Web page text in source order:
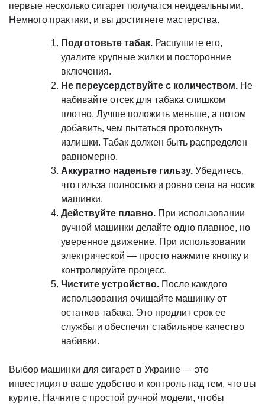
первые несколько сигарет получатся неидеальными.
Немного практики, и вы достигнете мастерства.
Подготовьте табак. Распушите его,
удалите крупные жилки и посторонние
включения.
Не переусердствуйте с количеством. Не
набивайте отсек для табака слишком
плотно. Лучше положить меньше, а потом
добавить, чем пытаться протолкнуть
излишки. Табак должен быть распределен
равномерно.
Аккуратно наденьте гильзу. Убедитесь,
что гильза полностью и ровно села на носик
машинки.
Действуйте плавно. При использовании
ручной машинки делайте одно плавное, но
уверенное движение. При использовании
электрической — просто нажмите кнопку и
контролируйте процесс.
Чистите устройство. После каждого
использования очищайте машинку от
остатков табака. Это продлит срок ее
службы и обеспечит стабильное качество
набивки.
Выбор машинки для сигарет в Украине — это
инвестиция в ваше удобство и контроль над тем, что вы
курите. Начните с простой ручной модели, чтобы